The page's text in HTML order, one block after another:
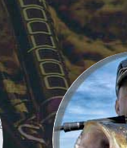
Статьи и